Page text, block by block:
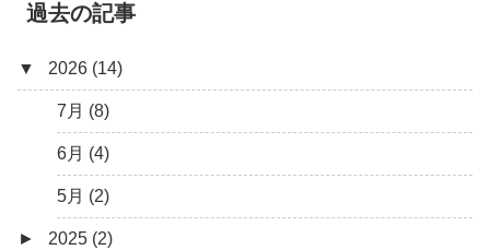
過去の記事
▼ 2026 (14)
7月 (8)
6月 (4)
5月 (2)
► 2025 (2)